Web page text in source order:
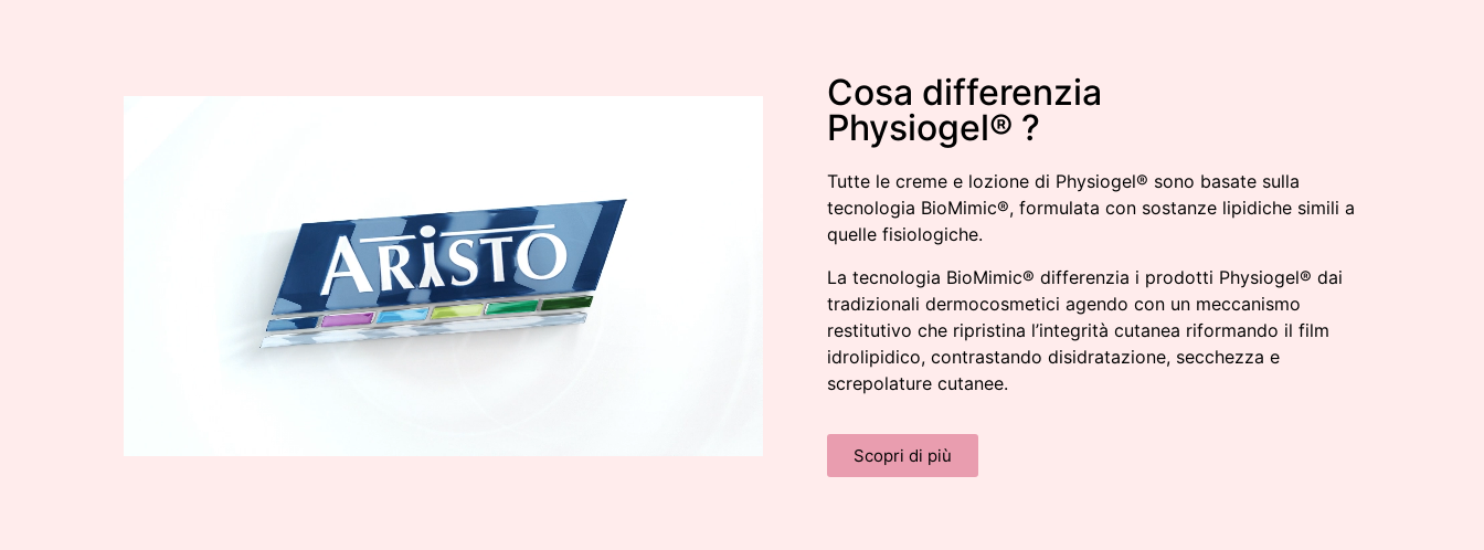
Cosa differenzia
Physiogel® ?
Tutte le creme e lozione di Physiogel® sono basate sulla
tecnologia BioMimic®, formulata con sostanze lipidiche simili a
quelle fisiologiche.
La tecnologia BioMimic® differenzia i prodotti Physiogel® dai
tradizionali dermocosmetici agendo con un meccanismo
restitutivo che ripristina l’integrità cutanea riformando il film
idrolipidico, contrastando disidratazione, secchezza e
screpolature cutanee.
Scopri di più